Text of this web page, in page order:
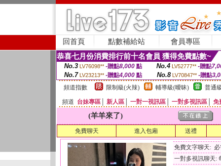
回首頁 點數補給站 會員專區
恭喜七月份消費排行前十名會員 獲得免費點數~
No.3 LV76098** -贈點8,000點 No.4 LV52777** -贈點
No.7 LV23213** -贈點4,000 點 No.8 LV70847** -贈點
頻道指數
限制級(火辣) 輔導級(曖昧) 普通
頻道 台妹專區 新人區 一對一視訊區 一對多視訊區 免
(羊羊來了)
免費聊天 進入包廂 送禮
免費文字聊天:
一對多視訊聊天: